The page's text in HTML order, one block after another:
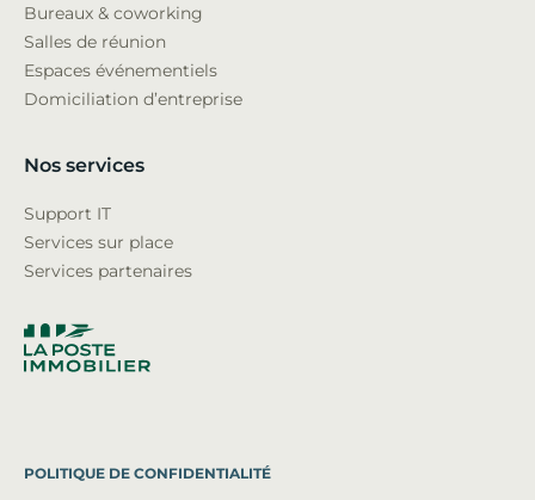
Bureaux & coworking
Salles de réunion
Espaces événementiels
Domiciliation d’entreprise
Nos services
Support IT
Services sur place
Services partenaires
POLITIQUE DE CONFIDENTIALITÉ